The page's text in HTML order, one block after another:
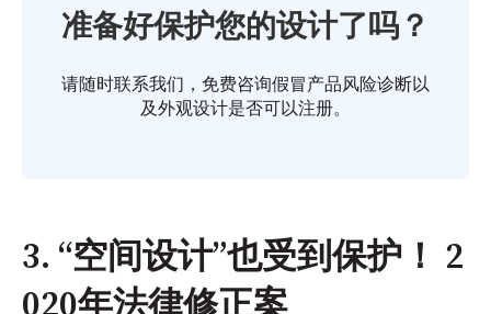
准备好保护您的设计了吗？
请随时联系我们，免费咨询假冒产品风险诊断以
及外观设计是否可以注册。
3. “空间设计”也受到保护！ 2